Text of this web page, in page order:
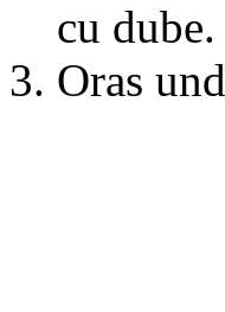
cu dube.
Oras